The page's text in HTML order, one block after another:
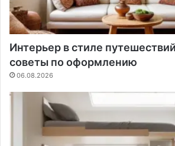
Интерьер в стиле
советы по оформлению
06.08.2026